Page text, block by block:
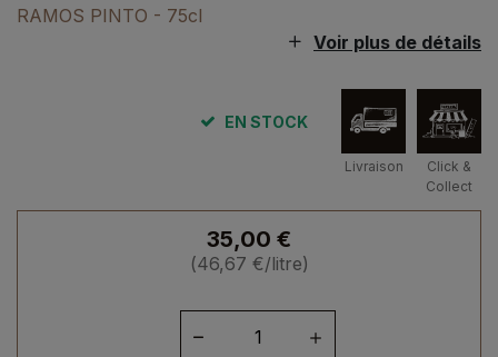
RAMOS PINTO - 75cl
Voir plus de détails
EN STOCK
Livraison
Click &
Collect
35,00 €
(46,67 €/litre)